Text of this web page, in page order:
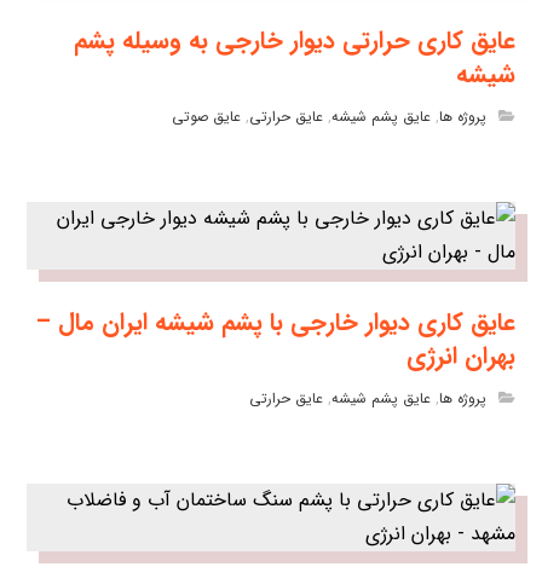
عایق کاری حرارتی دیوار خارجی به وسیله پشم
شیشه
پروژه ها,عایق پشم شیشه,عایق حرارتی,عایق صوتی
عایق کاری دیوار خارجی با پشم شیشه ایران مال –
بهران انرژی
پروژه ها,عایق پشم شیشه,عایق حرارتی